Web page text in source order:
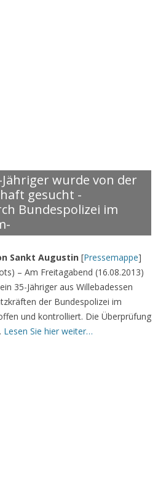
Jähriger wurde von der
gesucht -
Bundespolizei im
Sankt Augustin [Pressemappe]
– Am Freitagabend (16.08.2013)
35-Jähriger aus Willebadessen
der Bundespolizei im
und kontrolliert. Die Überprüfung
Lesen Sie hier weiter…